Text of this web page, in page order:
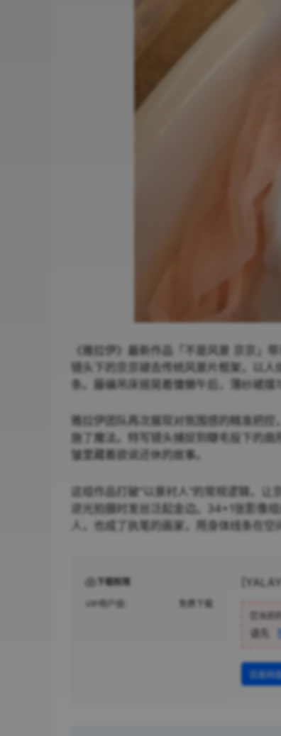
《雅拉伊》最新作品「不是风景 京京」
镜头下的京京褪去传统风景片框架，以
条。藤编吊床摇晃着慵懒午后，薄纱裙摆
雅拉伊团队再次展现对氛围感的精准把
施了魔法。特写镜头捕捉到睫毛投下的
皱里藏着欲说还休的故事。
这组作品打破"以景衬人"的常规逻辑，让
逆光拍摄时发丝泛起金边。34+1张影像
人，也成了执笔的画家，用身体线条在空
下载权限
VIP用户组：
请先